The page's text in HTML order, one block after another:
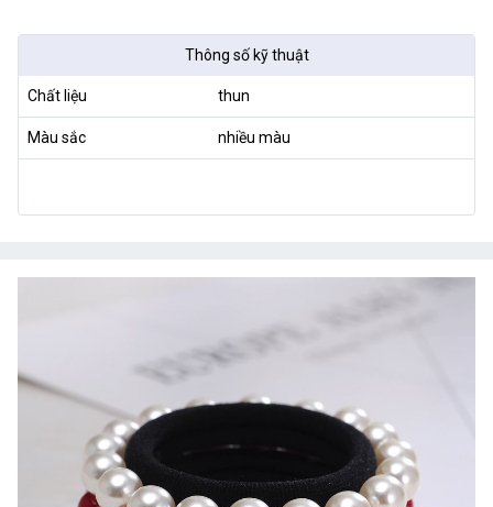
Thông số kỹ thuật
Chất liệu thun
Màu sắc nhiều màu